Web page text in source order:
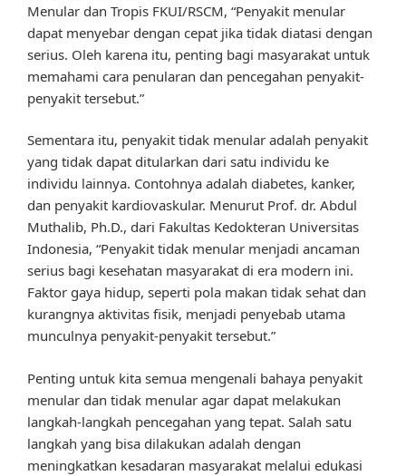
Menular dan Tropis FKUI/RSCM, “Penyakit menular
dapat menyebar dengan cepat jika tidak diatasi dengan
serius. Oleh karena itu, penting bagi masyarakat untuk
memahami cara penularan dan pencegahan penyakit-
penyakit tersebut.”
Sementara itu, penyakit tidak menular adalah penyakit
yang tidak dapat ditularkan dari satu individu ke
individu lainnya. Contohnya adalah diabetes, kanker,
dan penyakit kardiovaskular. Menurut Prof. dr. Abdul
Muthalib, Ph.D., dari Fakultas Kedokteran Universitas
Indonesia, “Penyakit tidak menular menjadi ancaman
serius bagi kesehatan masyarakat di era modern ini.
Faktor gaya hidup, seperti pola makan tidak sehat dan
kurangnya aktivitas fisik, menjadi penyebab utama
munculnya penyakit-penyakit tersebut.”
Penting untuk kita semua mengenali bahaya penyakit
menular dan tidak menular agar dapat melakukan
langkah-langkah pencegahan yang tepat. Salah satu
langkah yang bisa dilakukan adalah dengan
meningkatkan kesadaran masyarakat melalui edukasi